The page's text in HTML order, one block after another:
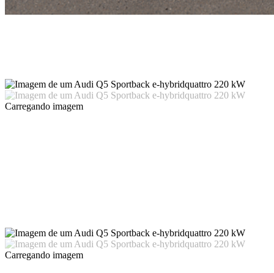
Carregando imagem
Carregando imagem